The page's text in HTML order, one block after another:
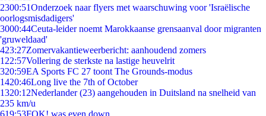
2300:51Onderzoek naar flyers met waarschuwing voor 'Israëlische
oorlogsmisdadigers'
3000:44Ceuta-leider noemt Marokkaanse grensaanval door migranten
'gruweldaad'
423:27Zomervakantieweerbericht: aanhoudend zomers
1 22:57Vollering de sterkste na lastige heuvelrit
320:59EA Sports FC 27 toont The Grounds-modus
1420:46Long live the 7th of October
1320:12Nederlander (23) aangehouden in Duitsland na snelheid van
235 km/u
619:53FOK! was even down